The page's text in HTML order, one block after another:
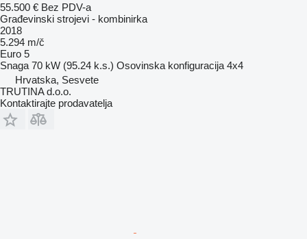
55.500 € Bez PDV-a
Građevinski strojevi - kombinirka
2018
5.294 m/č
Euro 5
Snaga 70 kW (95.24 k.s.) Osovinska konfiguracija 4x4
Hrvatska, Sesvete
TRUTINA d.o.o.
Kontaktirajte prodavatelja